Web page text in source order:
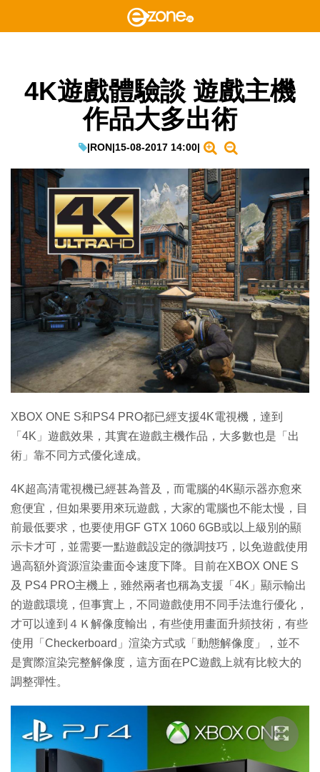
4K遊戲體驗談 遊戲主機
作品大多出術
|RON|15-08-2017 14:00|
XBOX ONE S和PS4 PRO都已經支援4K電視機，達到
「4K」遊戲效果，其實在遊戲主機作品，大多數也是「出
術」靠不同方式優化達成。
4K超高清電視機已經甚為普及，而電腦的4K顯示器亦愈來
愈便宜，但如果要用來玩遊戲，大家的電腦也不能太慢，目
前最低要求，也要使用GF GTX 1060 6GB或以上級別的顯
示卡才可，並需要一點遊戲設定的微調技巧，以免遊戲使用
過高額外資源渲染畫面令速度下降。目前在XBOX ONE S
及 PS4 PRO主機上，雖然兩者也稱為支援「4K」顯示輸出
的遊戲環境，但事實上，不同遊戲使用不同手法進行優化，
才可以達到４Ｋ解像度輸出，有些使用畫面升頻技術，有些
使用「Checkerboard」渲染方式或「動態解像度」，並不
是實際渲染完整解像度，這方面在PC遊戲上就有比較大的
調整彈性。